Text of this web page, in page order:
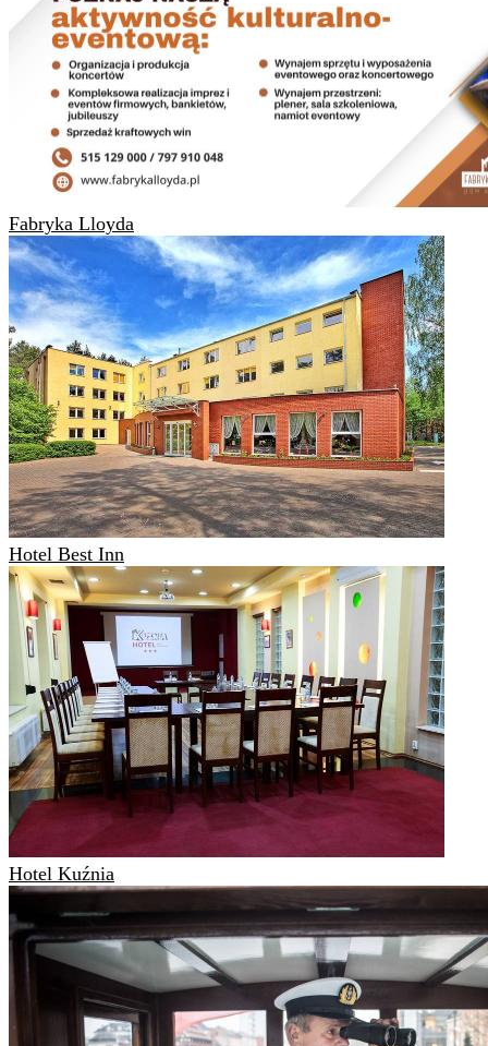
Fabryka Lloyda
Hotel Best Inn
Hotel Kuźnia